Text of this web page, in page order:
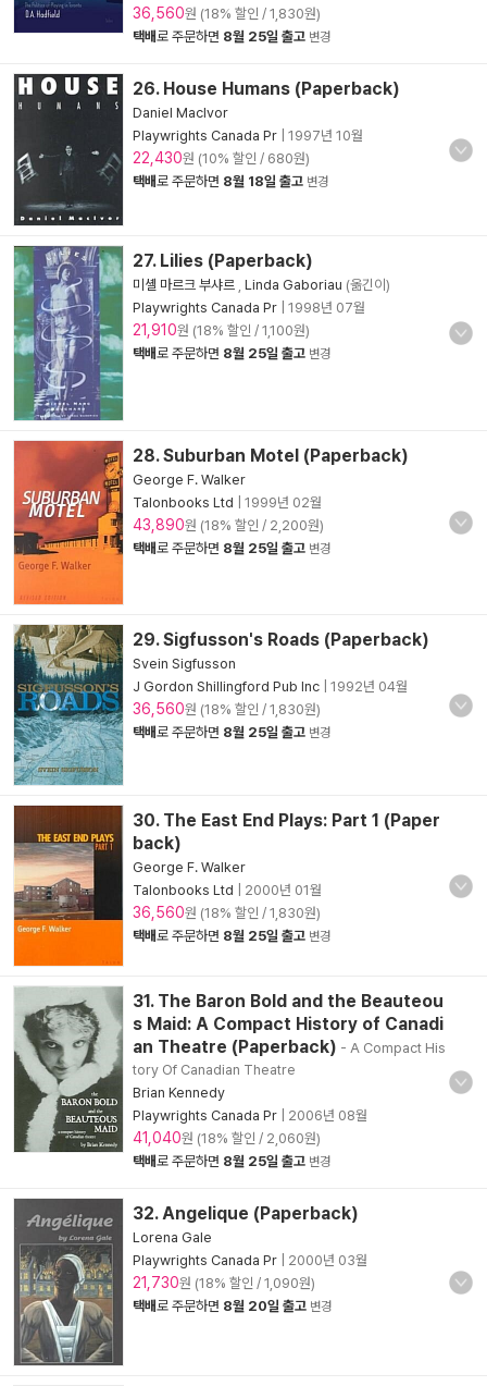
36,560원 (18% 할인 / 1,830원)
택배로 주문하면 8월 25일 출고 변경
26. House Humans (Paperback)
Daniel MacIvor
Playwrights Canada Pr
1997년 10월
22,430원 (10% 할인 / 680원)
택배로 주문하면 8월 18일 출고 변경
27. Lilies (Paperback)
미셸 마르크 부샤르 Linda Gaboriau (옮긴이)
Playwrights Canada Pr
1998년 07월
21,910원 (18% 할인 / 1,100원)
택배로 주문하면 8월 25일 출고 변경
28. Suburban Motel (Paperback)
George F. Walker
Talonbooks Ltd
1999년 02월
43,890원 (18% 할인 / 2,200원)
택배로 주문하면 8월 25일 출고 변경
29. Sigfusson's Roads (Paperback)
Svein Sigfusson
J Gordon Shillingford Pub Inc
1992년 04월
36,560원 (18% 할인 / 1,830원)
택배로 주문하면 8월 25일 출고 변경
30. The East End Plays: Part 1 (Paper
back)
George F. Walker
Talonbooks Ltd
2000년 01월
36,560원 (18% 할인 / 1,830원)
택배로 주문하면 8월 25일 출고 변경
31. The Baron Bold and the Beauteou
s Maid: A Compact History of Canadi
an Theatre (Paperback) - A Compact His
tory Of Canadian Theatre
Brian Kennedy
Playwrights Canada Pr
2006년 08월
41,040원 (18% 할인 / 2,060원)
택배로 주문하면 8월 25일 출고 변경
32. Angelique (Paperback)
Lorena Gale
Playwrights Canada Pr
2000년 03월
21,730원 (18% 할인 / 1,090원)
택배로 주문하면 8월 20일 출고 변경